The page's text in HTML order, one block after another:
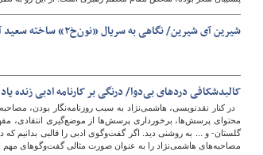
امروز
شیرین ‌آی شیرین/ نگاهی به سریال «نون‌خ‌۲» ساخته سعید آقاخانی؛ با ادای دین به اورامانات
کالبدشکافی دردهای بی‌دوا/ درنگی بر کارنامه ادبی زنده
در کنار نقدنویسی، هاشمی‌نژاد به سبب روزنامه‌نگار بودن،
محتوای پرسش‌ها، برخورداری پرسش‌ها از موضع‌گیری انتقادی،
گلستان- و ... به روشنی دید. اگر گفت‌وگوی ادبی را قالبی بدانیم
مصاحبه‌های هاشمی‌نژاد را به عنوان صورت مثالی گفت‌وگوهای مهم ادبی در دهه 50